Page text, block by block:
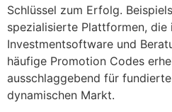
Schlüssel zum Erfolg.
spezialisierte Plattformen, die
Investmentsoftware und
häufige Promotion Codes
ausschlaggebend für
dynamischen Markt.